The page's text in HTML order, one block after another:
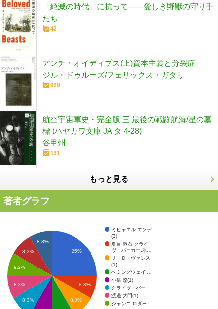
「絶滅の時代」に抗って――愛しき野獣の守り手
たち
42
アンチ・オイディプス(上)資本主義と分裂症
ジル・ドゥルーズ/フェリックス・ガタリ
969
航空宇宙軍史・完全版 三 最後の戦闘航海/星の墓
標 (ハヤカワ文庫 JA タ 4-28)
谷甲州
161
もっと見る
著者グラフ
ミヒャエル エンデ
(3)
夏目 漱石,クライ
ヴ・バーカー,氷…
Ｊ・Ｄ・ヴァンス
(1)
へミングウェイ,…
小泉 悠(1)
クライヴ・バー…
渡邊 大門(1)
ジャンニ ロダー…
25%
8.3%
8.3%
8.3%
8.3%
8.3%
8.3%
8.3%